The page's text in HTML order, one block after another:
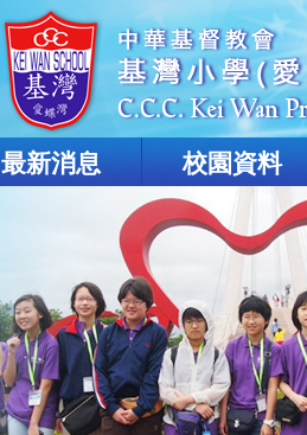
最新消息 校園資料